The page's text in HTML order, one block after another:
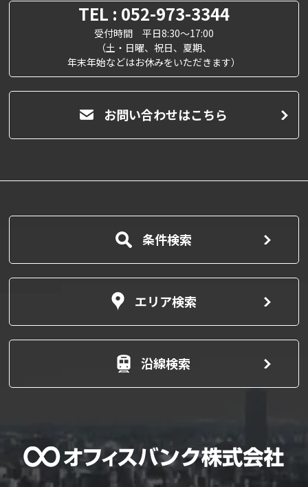
TEL : 052-973-3344
受付時間 平日8:30～17:00
（土・日曜、祝日、夏期、
年末年始などはお休みをいただきます）
お問い合わせはこちら
条件検索
エリア検索
沿線検索